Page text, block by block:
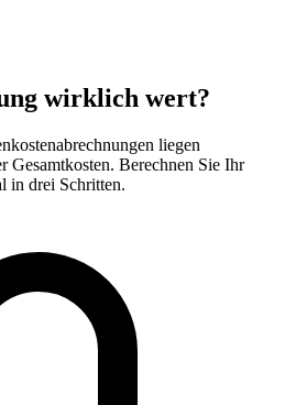
wirklich wert?
liegen
Gesamtkosten. Berechnen Sie Ihr
in drei Schritten.